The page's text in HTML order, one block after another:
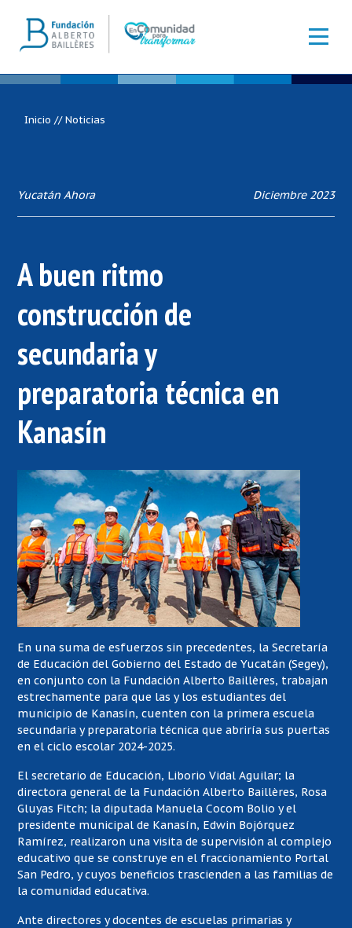
Inicio //Noticias
Yucatán Ahora Diciembre 2023
A buen ritmo
construcción de
secundaria y
preparatoria técnica en
Kanasín
En una suma de esfuerzos sin precedentes, la Secretaría
de Educación del Gobierno del Estado de Yucatán (Segey),
en conjunto con la Fundación Alberto Baillères, trabajan
estrechamente para que las y los estudiantes del
municipio de Kanasín, cuenten con la primera escuela
secundaria y preparatoria técnica que abriría sus puertas
en el ciclo escolar 2024-2025.
El secretario de Educación, Liborio Vidal Aguilar; la
directora general de la Fundación Alberto Baillères, Rosa
Gluyas Fitch; la diputada Manuela Cocom Bolio y el
presidente municipal de Kanasín, Edwin Bojórquez
Ramírez, realizaron una visita de supervisión al complejo
educativo que se construye en el fraccionamiento Portal
San Pedro, y cuyos beneficios trascienden a las familias de
la comunidad educativa.
Ante directores y docentes de escuelas primarias y